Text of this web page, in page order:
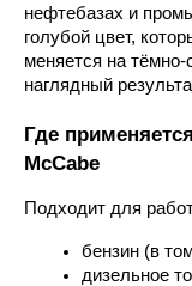
нефтебазах и
голубой цвет,
меняется на тёмно-
наглядный
Где
McCabe
Подходит для
бензин (в
дизельное